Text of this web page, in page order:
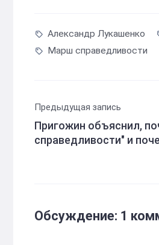
Александр Лукашенко
Марш справедливости
Предыдущая запись
Пригожин объяснил,
справедливости" и
Обсуждение: 1